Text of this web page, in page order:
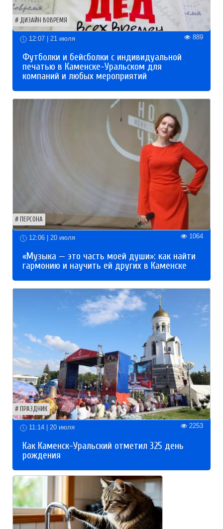
ДИЗАЙН ВОВРЕМЯ
12:07 | 21 июля 889
Футболки и бейсболки с индивидуальной
печатью в Каменске-Уральском для
компаний и любых мероприятий
ПЕРСОНА
12:06 | 20 июля 1064
«Музыка — это часть моей души»: как найти
гармонию и научить ей других в Каменске
ПРАЗДНИК
11:14 | 20 июля 2253
Как Каменск-Уральский отметил 325 день
рождения